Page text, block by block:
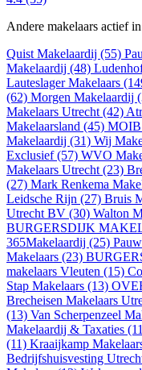
Andere makelaars actief
Quist Makelaardij (55)
Makelaardij (48)
Lauteslager Makelaars
(62) Morgen Makelaardij
Makelaars Utrecht (42)
Makelaarsland (45) MOIB
Makelaardij (31) Wij
Exclusief (57) WVO
Makelaars Utrecht (23)
(27) Mark Renkema
Leidsche Rijn (27) Bruis
Utrecht BV (30) Walton
BURGERSDIJK
365Makelaardij (25)
Makelaars (23)
makelaars Vleuten (15)
Stap Makelaars (13)
Brecheisen Makelaars
(13) Van Scherpenzeel
Makelaardij & Taxaties
(11) Kraaijkamp
Bedrijfshuisvesting